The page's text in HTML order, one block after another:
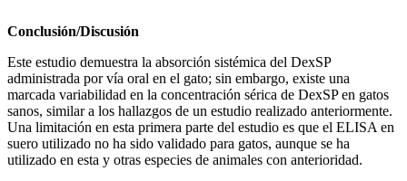
Conclusión/Discusión
Este estudio demuestra la absorción sistémica del DexSP
administrada por vía oral en el gato; sin embargo, existe una
marcada variabilidad en la concentración sérica de DexSP en gatos
sanos, similar a los hallazgos de un estudio realizado anteriormente.
Una limitación en esta primera parte del estudio es que el ELISA en
suero utilizado no ha sido validado para gatos, aunque se ha
utilizado en esta y otras especies de animales con anterioridad.